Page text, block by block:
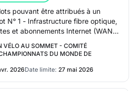
pouvant être attribués à un
N° 1 - Infrastructure fibre optique,
et abonnements Internet (WAN
broadca…
VÉLO AU SOMMET - COMITÉ
DU MONDE DE
2026Date limite: 27 mai 2026